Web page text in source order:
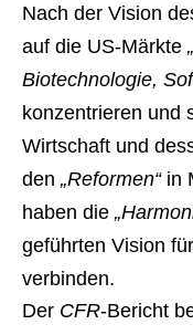
Nach der Vision
auf die US-Märkte
Biotechnologie,
konzentrieren und
Wirtschaft und
den „Reformen“in
haben die
geführten Vision
verbinden.
Der CFR-Bericht